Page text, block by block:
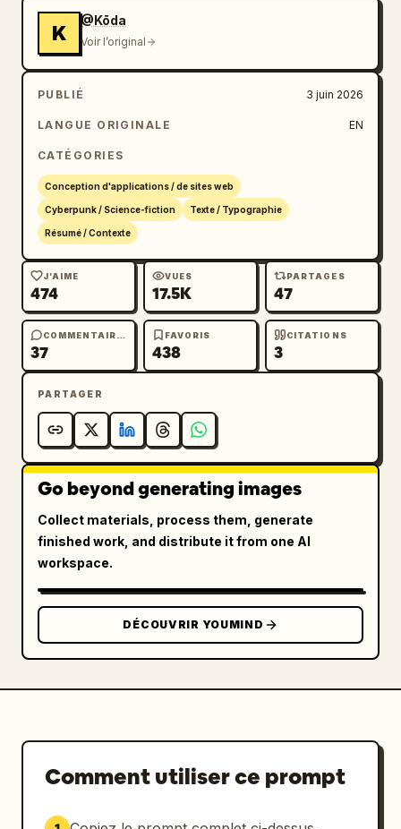
K
@Kōda
Voir l’original
PUBLIÉ 3 juin 2026
LANGUE ORIGINALE EN
CATÉGORIES
Conception d'applications / de sites web
Cyberpunk / Science-fiction Texte / Typographie
Résumé / Contexte
J’AIME
474
VUES
17.5K
PARTAGES
47
COMMENTAIRES
37
FAVORIS
438
CITATIONS
3
PARTAGER
Go beyond generating images
Collect materials, process them, generate
finished work, and distribute it from one AI
workspace.
DÉCOUVRIR YOUMIND
Comment utiliser ce prompt